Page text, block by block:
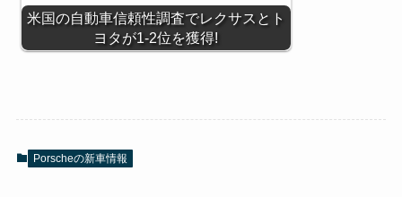
米国の自動車信頼性調査でレクサスとト
ヨタが1-2位を獲得!
Porscheの新車情報